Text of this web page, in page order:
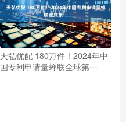
天弘优配 180万件！2024年中
国专利申请量蝉联全球第一